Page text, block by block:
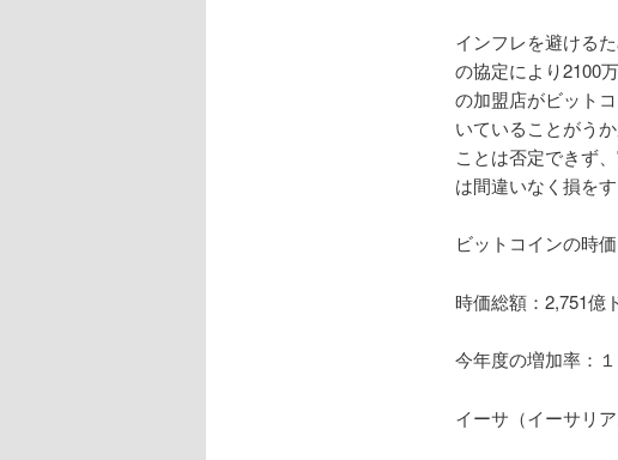
インフレを避ける
の協定により2100
の加盟店がビット
いていることがう
ことは否定できず
は間違いなく損を
ビットコインの時価
時価総額：2,751億
今年度の増加率：１
イーサ（イーサリ